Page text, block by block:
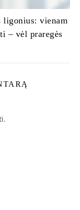
ligonius: vienam
– vėl praregės